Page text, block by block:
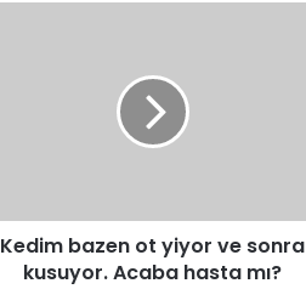
Kedim bazen ot yiyor ve sonra
kusuyor. Acaba hasta mı?